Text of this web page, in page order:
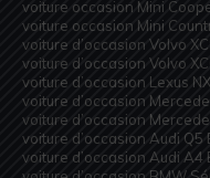
voiture occasion Mini
voiture occasion Mini
voiture d’occasion Volvo
voiture d’occasion Volvo
voiture d’occasion Lexus
voiture d’occasion
voiture d’occasion
voiture d’occasion Audi Q5
voiture d’occasion Audi A4